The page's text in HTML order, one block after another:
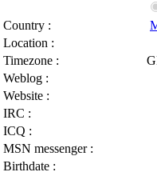
Country :
Location :
Timezone :
Weblog :
Website :
IRC :
ICQ :
MSN messenger :
Birthdate :